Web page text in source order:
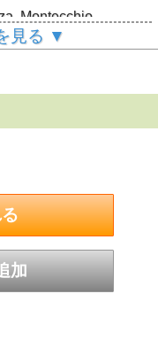
Montecchio
Gottlob
Flinders
見る ▼